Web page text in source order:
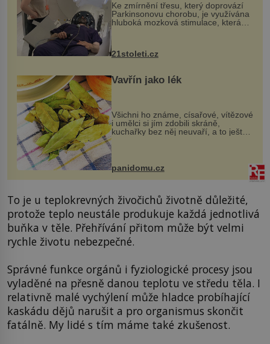
Ke zmírnění třesu, který doprovází
Parkinsonovu chorobu, je využívána
hluboká mozková stimulace, která
však vyžaduje vysoce invazivní
zákrok. Ultrazvuk zase není vhodný
k dostatečně přesnému zacílení ...
21stoleti.cz
Vavřín jako lék
Všichni ho známe, císařové, vítězové
i umělci si jím zdobili skráně,
kuchařky bez něj neuvaří, a to ještě
nevíte, že bobkový list může výrazně
zmírnit některé naše neduhy.
Obsahuje v malém množství ně...
panidomu.cz
To je u teplokrevných živočichů životně důležité,
protože teplo neustále produkuje každá jednotlivá
buňka v těle. Přehřívání přitom může být velmi
rychle životu nebezpečné.
Správné funkce orgánů i fyziologické procesy jsou
vyladěné na přesně danou teplotu ve středu těla. I
relativně malé vychýlení může hladce probíhající
kaskádu dějů narušit a pro organismus skončit
fatálně. My lidé s tím máme také zkušenost.